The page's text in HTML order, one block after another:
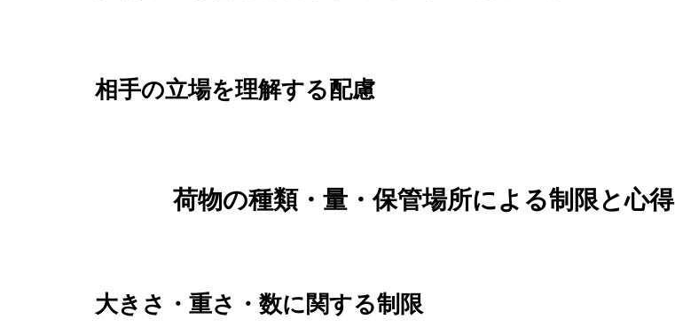
相手の立場を理解する配慮
荷物の種類・量・保管場所による制限と心得
大きさ・重さ・数に関する制限